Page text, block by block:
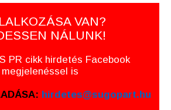
VAN?
NÁLUNK!
PR cikk hirdetés Facebook
megjelenéssel is
hirdetes@sugopart.hu